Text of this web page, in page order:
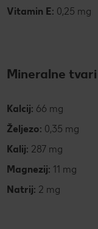
Vitamin E: 0,25 mg
Mineralne tvari
Kalcij: 66 mg
Željezo: 0,35 mg
Kalij: 287 mg
Magnezij: 11 mg
Natrij: 2 mg